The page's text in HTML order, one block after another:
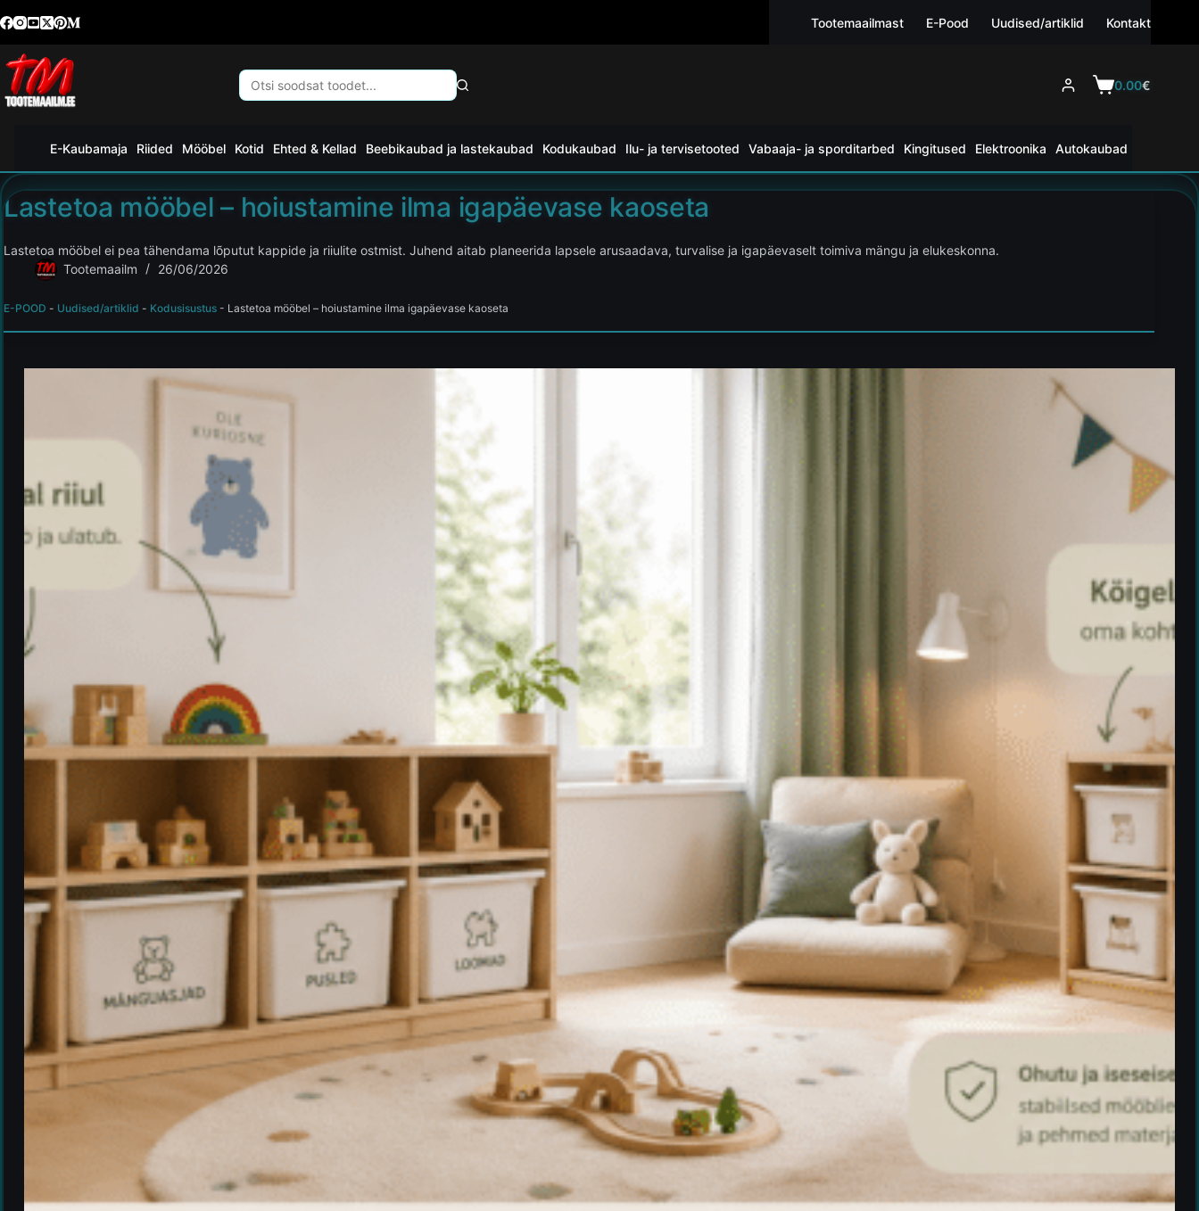
Tootemaailmast E-Pood Uudised/artiklid Kontakt
0.00€
E-Kaubamaja Riided Mööbel Kotid Ehted & Kellad Beebikaubad ja lastekaubad Kodukaubad Ilu- ja tervisetooted Vabaaja- ja sporditarbed Kingitused Elektroonika Autokaubad
Lastetoa mööbel – hoiustamine ilma igapäevase kaoseta
Lastetoa mööbel ei pea tähendama lõputut kappide ja riiulite ostmist. Juhend aitab planeerida lapsele arusaadava, turvalise ja igapäevaselt toimiva mängu ja elukeskonna.
Tootemaailm
26/06/2026
E-POOD - Uudised/artiklid - Kodusisustus - Lastetoa mööbel – hoiustamine ilma igapäevase kaoseta